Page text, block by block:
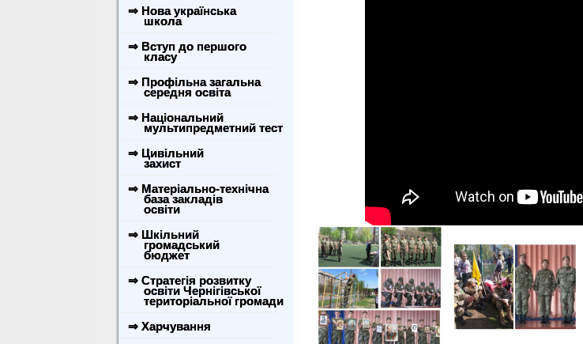
⇒ Нова українська
школа
⇒ Вступ до першого
класу
⇒ Профільна загальна
середня освіта
⇒ Національний
мультипредметний тест
⇒ Цивільний
захист
⇒ Матеріально-технічна
база закладів
освіти
⇒ Шкільний
громадський
бюджет
⇒ Стратегія розвитку
освіти Чернігівської
територіальної громади
⇒ Харчування